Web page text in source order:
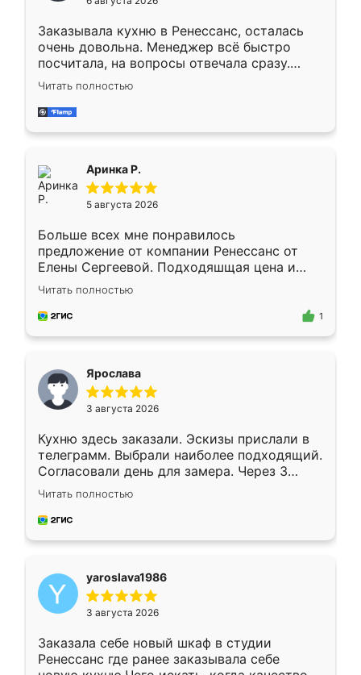
мебели буду заказывать только здесь.
Заказывала кухню в Ренессанс, осталась
очень довольна. Менеджер всё быстро
посчитала, на вопросы отвечала сразу.
Замерщик приехал в субботу, подошёл к
делу со всей ответственностью. Собрали
за день, ребята работали аккуратно, даже
Читать полностью
Аринка Р.
5 августа 2026
Больше всех мне понравилось
предложение от компании Ренессанс от
Елены Сергеевой. Подходяшщая цена и
короткие сроки изготовления. Приехавший
для замера сотрудник Владислав
предложил по моему эскизу самый
Читать полностью
1
Ярослава
3 августа 2026
Кухню здесь заказали. Эскизы прислали в
телеграмм. Выбрали наиболее подходящий.
Согласовали день для замера. Через 3
недели кухня была уже готова. Остались
довольны работой. Спасибо Ренессанс
мебель за качественную работу!
Читать полностью
yaroslava1986
3 августа 2026
Заказала себе новый шкаф в студии
Ренессанс где ранее заказывала себе